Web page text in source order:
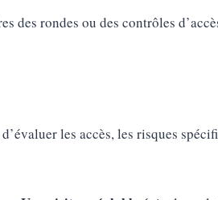
des rondes ou des contrôles
les accès, les risques